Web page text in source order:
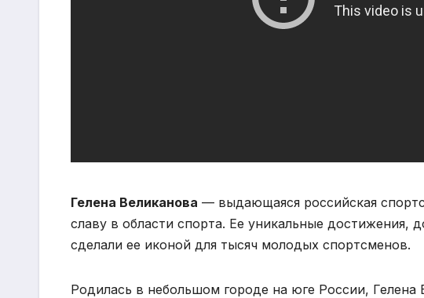
Гелена Великанова — выдающаяся российская
славу в области спорта. Ее уникальные достижения,
сделали ее иконой для тысяч молодых спортсменов.
Родилась в небольшом городе на юге России, Гелена